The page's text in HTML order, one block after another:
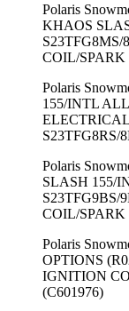
Polaris
KHAOS
COIL/SPARK
Polaris
155/INTL
S23TFG8RS/
Polaris
SLASH 155/
COIL/SPARK
Polaris
OPTIONS
IGNITION
(C601976)